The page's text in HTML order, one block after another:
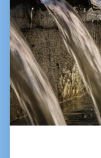
de
3